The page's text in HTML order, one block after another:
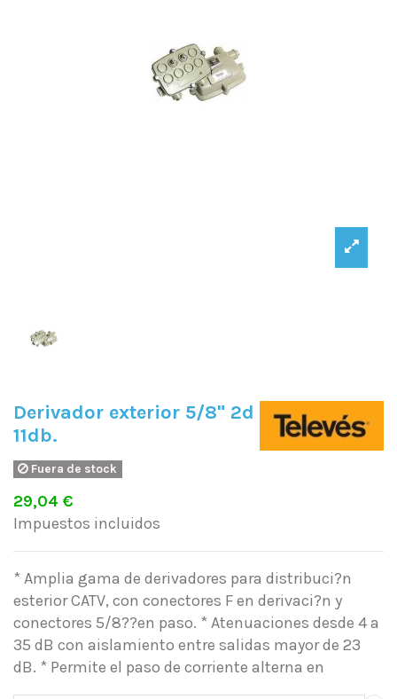
Derivador exterior 5/8" 2d
11db.
Fuera de stock
29,04 €
Impuestos incluidos
* Amplia gama de derivadores para distribuci?n
esterior CATV, con conectores F en derivaci?n y
conectores 5/8??en paso. * Atenuaciones desde 4 a
35 dB con aislamiento entre salidas mayor de 23
dB. * Permite el paso de corriente alterna en